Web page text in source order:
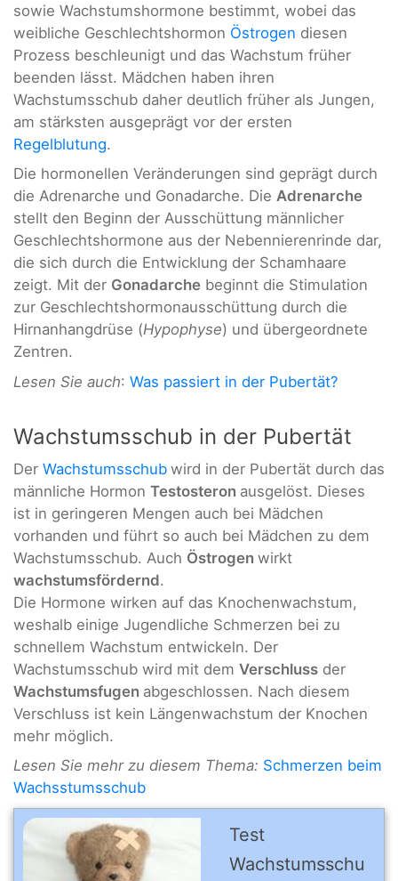
sowie Wachstumshormone bestimmt, wobei das
weibliche Geschlechtshormon Östrogen diesen
Prozess beschleunigt und das Wachstum früher
beenden lässt. Mädchen haben ihren
Wachstumsschub daher deutlich früher als Jungen,
am stärksten ausgeprägt vor der ersten
Regelblutung.
Die hormonellen Veränderungen sind geprägt durch
die Adrenarche und Gonadarche. Die Adrenarche
stellt den Beginn der Ausschüttung männlicher
Geschlechtshormone aus der Nebennierenrinde dar,
die sich durch die Entwicklung der Schamhaare
zeigt. Mit der Gonadarche beginnt die Stimulation
zur Geschlechtshormonausschüttung durch die
Hirnanhangdrüse (Hypophyse) und übergeordnete
Zentren.
Lesen Sie auch: Was passiert in der Pubertät?
Wachstumsschub in der Pubertät
Der Wachstumsschub wird in der Pubertät durch das
männliche Hormon Testosteron ausgelöst. Dieses
ist in geringeren Mengen auch bei Mädchen
vorhanden und führt so auch bei Mädchen zu dem
Wachstumsschub. Auch Östrogen wirkt
wachstumsfördernd.
Die Hormone wirken auf das Knochenwachstum,
weshalb einige Jugendliche Schmerzen bei zu
schnellem Wachstum entwickeln. Der
Wachstumsschub wird mit dem Verschluss der
Wachstumsfugen abgeschlossen. Nach diesem
Verschluss ist kein Längenwachstum der Knochen
mehr möglich.
Lesen Sie mehr zu diesem Thema: Schmerzen beim
Wachsstumsschub
Test
Wachstumsschu